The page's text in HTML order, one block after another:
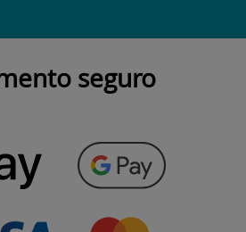
seguro